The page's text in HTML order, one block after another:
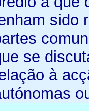
sido
se
à